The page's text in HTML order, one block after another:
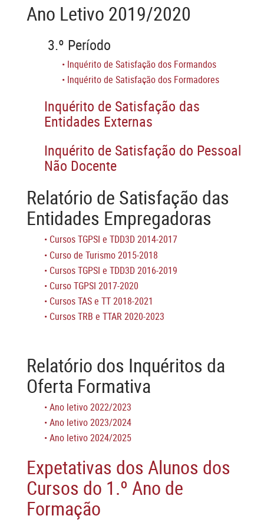
Ano Letivo 2019/2020
3.º Período
• Inquérito de Satisfação dos Formandos
• Inquérito de Satisfação dos Formadores
Inquérito de Satisfação das
Entidades Externas
Inquérito de Satisfação do Pessoal
Não Docente
Relatório de Satisfação das
Entidades Empregadoras
• Cursos TGPSI e TDD3D 2014-2017
• Curso de Turismo 2015-2018
• Cursos TGPSI e TDD3D 2016-2019
• Curso TGPSI 2017-2020
• Cursos TAS e TT 2018-2021
• Cursos TRB e TTAR 2020-2023
Relatório dos Inquéritos da
Oferta Formativa
• Ano letivo 2022/2023
• Ano letivo 2023/2024
• Ano letivo 2024/2025
Expetativas dos Alunos dos
Cursos do 1.º Ano de
Formação